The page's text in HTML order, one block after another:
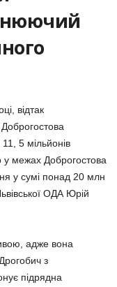
відтак
5 мільйонів
у межах Доброгостова
у сумі понад 20 млн
ОДА Юрій
адже вона
з
підрядна